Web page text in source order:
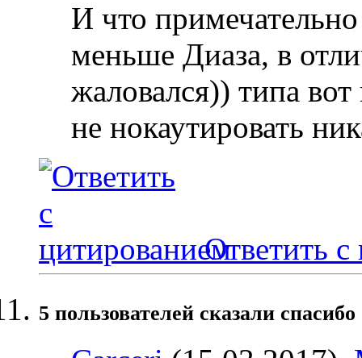
И что
меньше Диаза, в
жаловался)) типа
не нокаутировать
Ответить с
5 пользователей сказали